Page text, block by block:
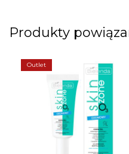
Produkty
Outlet